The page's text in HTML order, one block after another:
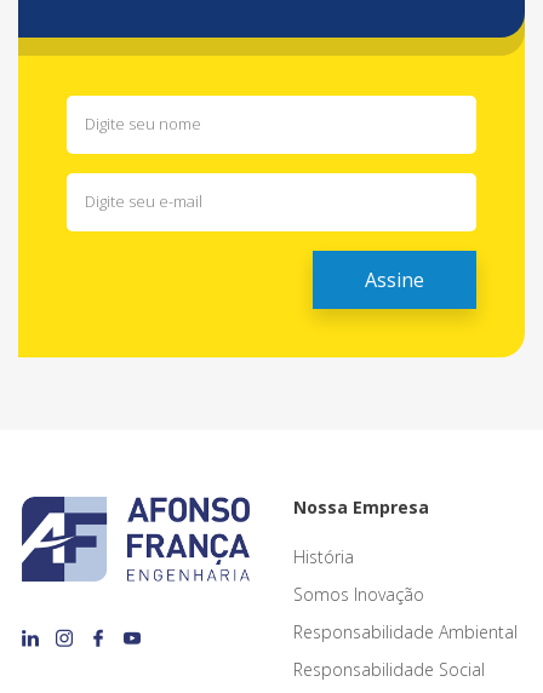
Nossa Empresa
História
Somos Inovação
Responsabilidade Ambiental
Responsabilidade Social